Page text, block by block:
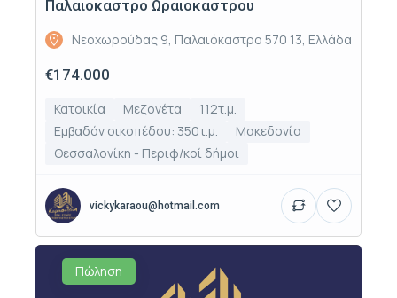
Παλαιοκαστρο Ωραιοκαστρου
Νεοχωρούδας 9, Παλαιόκαστρο 570 13, Ελλάδα
€174.000
Κατοικία Μεζονέτα
112τ.μ.
Εμβαδόν οικοπέδου: 350τ.μ.
Μακεδονία
Θεσσαλονίκη - Περιφ/κοί δήμοι
vickykaraou@hotmail.com
Πώληση